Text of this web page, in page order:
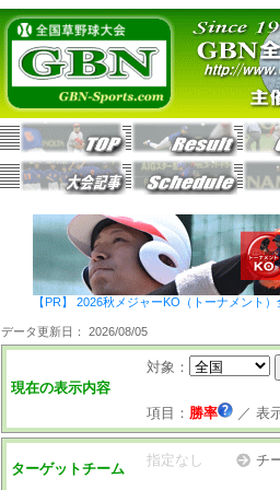
【PR】 2026秋メジャーKO（トーナメント
データ更新日： 2026/08/05
現在の表示内容
対象：
項目： 勝率 ／ 表
ターゲットチーム
指定なし チ